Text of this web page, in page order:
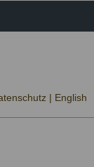
| English